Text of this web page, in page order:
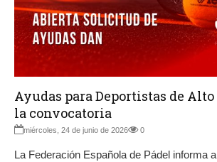
Ayudas para Deportistas de
la convocatoria
miércoles, 24 de junio de 2026 0
La Federación Española de Pádel informa